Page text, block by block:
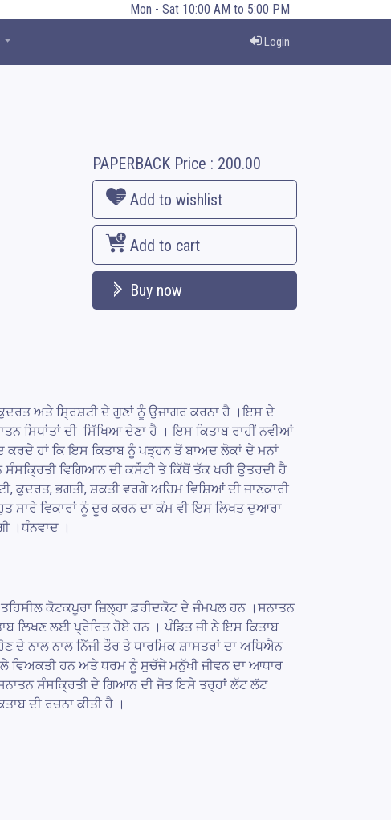
Mon - Sat 10:00 AM to 5:00 PM
Login
PAPERBACKPrice : 200.00
Add to wishlist
Add to cart
Buy now
ਅਤੇ ਸ੍ਰਿਸ਼ਟੀ ਦੇ ਗੁਣਾਂ ਨੂੰ ਉਜਾਗਰ ਕਰਨਾ ਹੈ ।ਇਸ ਦੇ
ਸਿਧਾਂਤਾਂ ਦੀ  ਸਿੱਖਿਆ ਦੇਣਾ ਹੈ । ਇਸ ਕਿਤਾਬ ਰਾਹੀਂ ਨਵੀਆਂ
ਹਾਂ ਕਿ ਇਸ ਕਿਤਾਬ ਨੂੰ ਪੜ੍ਹਨ ਤੋਂ ਬਾਅਦ ਲੋਕਾਂ ਦੇ ਮਨਾਂ
ਵਿਗਿਆਨ ਦੀ ਕਸੌਟੀ ਤੇ ਕਿੱਥੋਂ ਤੱਕ ਖਰੀ ਉਤਰਦੀ ਹੈ
ਕੁਦਰਤ, ਭਗਤੀ, ਸ਼ਕਤੀ ਵਰਗੇ ਅਹਿਮ ਵਿਸ਼ਿਆਂ ਦੀ ਜਾਣਕਾਰੀ
ਸਾਰੇ ਵਿਕਾਰਾਂ ਨੂੰ ਦੂਰ ਕਰਨ ਦਾ ਕੰਮ ਵੀ ਇਸ ਲਿਖਤ ਦੁਆਰਾ
।ਧੰਨਵਾਦ ।
ਕੋਟਕਪੂਰਾ ਜ਼ਿਲ੍ਹਾ ਫ਼ਰੀਦਕੋਟ ਦੇ ਜੰਮਪਲ ਹਨ ।ਸਨਾਤਨ
ਲਿਖਣ ਲਈ ਪ੍ਰੇਰਿਤ ਹੋਏ ਹਨ । ਪੰਡਿਤ ਜੀ ਨੇ ਇਸ ਕਿਤਾਬ
ਦੇ ਨਾਲ ਨਾਲ ਨਿੱਜੀ ਤੌਰ ਤੇ ਧਾਰਮਿਕ ਸ਼ਾਸਤਰਾਂ ਦਾ ਅਧਿਐਨ
ਵਿਅਕਤੀ ਹਨ ਅਤੇ ਧਰਮ ਨੂੰ ਸੁਚੱਜੇ ਮਨੁੱਖੀ ਜੀਵਨ ਦਾ ਆਧਾਰ
ਸੰਸਕ੍ਰਿਤੀ ਦੇ ਗਿਆਨ ਦੀ ਜੋਤ ਇਸੇ ਤਰ੍ਹਾਂ ਲੱਟ ਲੱਟ
ਦੀ ਰਚਨਾ ਕੀਤੀ ਹੈ ।